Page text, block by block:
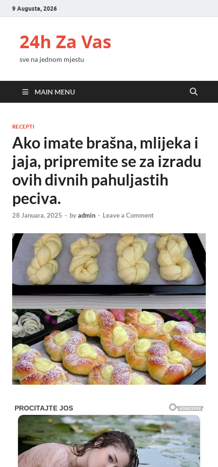
9 Augusta, 2026
24h Za Vas
sve na jednom mjestu
MAIN MENU
RECEPTI
Ako imate brašna, mlijeka i
jaja, pripremite se za izradu
ovih divnih pahuljastih
peciva.
28 Januara, 2025 - byadmin - Leave a Comment